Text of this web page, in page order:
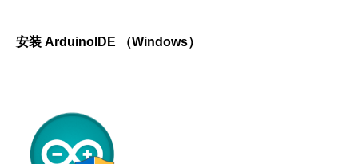
安装 ArduinoIDE （Windows）